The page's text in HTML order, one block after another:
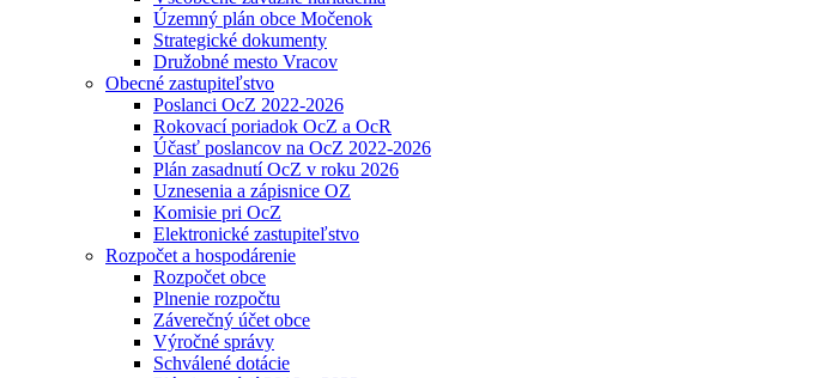
Územný plán obce Močenok
Strategické dokumenty
Družobné mesto Vracov
Obecné zastupiteľstvo
Poslanci OcZ 2022-2026
Rokovací poriadok OcZ a OcR
Účasť poslancov na OcZ 2022-2026
Plán zasadnutí OcZ v roku 2026
Uznesenia a zápisnice OZ
Komisie pri OcZ
Elektronické zastupiteľstvo
Rozpočet a hospodárenie
Rozpočet obce
Plnenie rozpočtu
Záverečný účet obce
Výročné správy
Schválené dotácie